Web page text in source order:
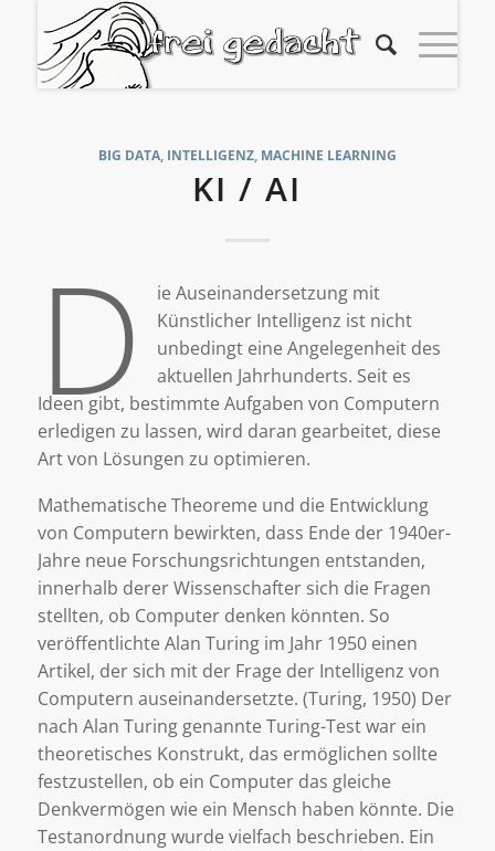
BIG DATA, INTELLIGENZ, MACHINE LEARNING
KI / AI
D
ie Auseinandersetzung mit
Künstlicher Intelligenz ist nicht
unbedingt eine Angelegenheit des
aktuellen Jahrhunderts. Seit es
Ideen gibt, bestimmte Aufgaben von Computern
erledigen zu lassen, wird daran gearbeitet, diese
Art von Lösungen zu optimieren.
Mathematische Theoreme und die Entwicklung
von Computern bewirkten, dass Ende der 1940er-
Jahre neue Forschungsrichtungen entstanden,
innerhalb derer Wissenschafter sich die Fragen
stellten, ob Computer denken könnten. So
veröffentlichte Alan Turing im Jahr 1950 einen
Artikel, der sich mit der Frage der Intelligenz von
Computern auseinandersetzte. (Turing, 1950) Der
nach Alan Turing genannte Turing-Test war ein
theoretisches Konstrukt, das ermöglichen sollte
festzustellen, ob ein Computer das gleiche
Denkvermögen wie ein Mensch haben könnte. Die
Testanordnung wurde vielfach beschrieben. Ein